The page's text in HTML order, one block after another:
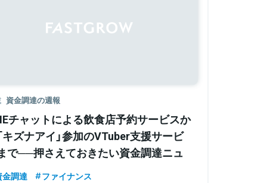
資金調達の週報
チャットによる飲食店予約サービスか
キズナアイ」参加のVTuber支援サービ
で──押さえておきたい資金調達ニュ
〜9月2日】
金調達 ファイナンス